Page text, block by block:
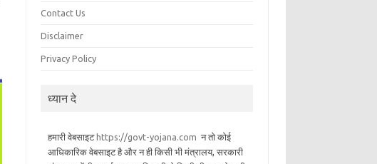
Contact Us
Disclaimer
Privacy Policy
ध्यान दे
हमारी वेबसाइट https://govt-yojana.com न तो कोई
आधिकारिक वेबसाइट है और न ही किसी भी मंत्रालय, सरकारी